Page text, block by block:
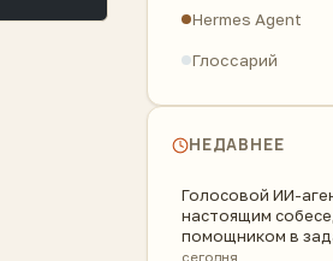
Hermes Agent
Глоссарий
НЕДАВНЕЕ
Голосовой ИИ-
настоящим
помощником в
сегодня